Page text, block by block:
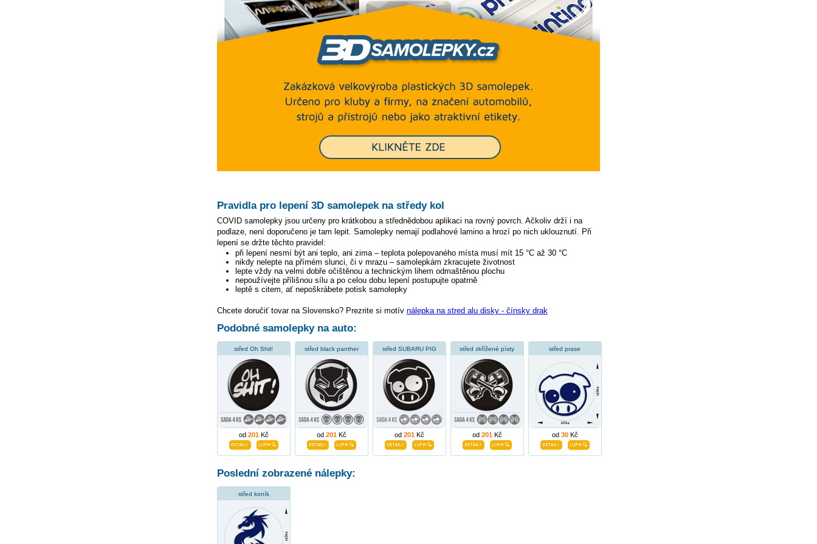
Pravidla pro lepení 3D samolepek na středy kol
COVID samolepky jsou určeny pro krátkobou a střednědobou aplikaci na rovný povrch. Ačkoliv drží i na
podlaze, není doporučeno je tam lepit. Samolepky nemají podlahové lamino a hrozí po nich uklouznutí. Při
lepení se držte těchto pravidel:
při lepení nesmí být ani teplo, ani zima – teplota polepovaného místa musí mít 15 °C až 30 °C
nikdy nelepte na přímém slunci, či v mrazu – samolepkám zkracujete životnost
lepte vždy na velmi dobře očištěnou a technickým lihem odmaštěnou plochu
nepoužívejte přílišnou sílu a po celou dobu lepení postupujte opatrně
leptě s citem, ať nepoškrábete potisk samolepky
Chcete doručiť tovar na Slovensko? Prezrite si motív nálepka na stred alu disky - čínsky drak
Podobné samolepky na auto:
střed Oh Shit!
od 201Kč
střed black panther
od 201Kč
střed SUBARU PIG
od 201Kč
střed zkřížené písty
od 201Kč
střed prase
od 30Kč
Poslední zobrazené nálepky:
střed koník